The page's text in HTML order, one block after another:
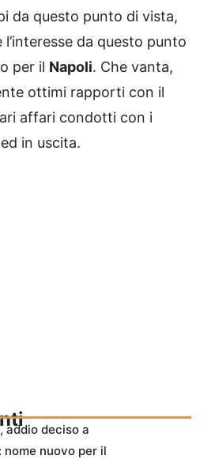
da questo punto di vista,
da questo punto
per il Napoli. Che vanta,
ottimi rapporti con il
affari condotti con i
in uscita.
addio deciso a
nome nuovo per il